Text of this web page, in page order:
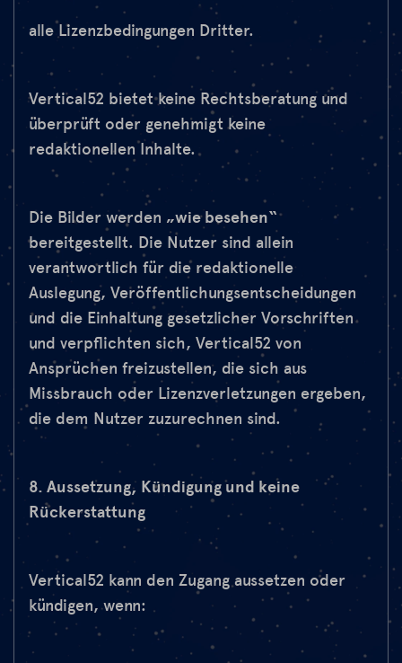
alle Lizenzbedingungen Dritter.
Vertical52 bietet keine Rechtsberatung und
überprüft oder genehmigt keine
redaktionellen Inhalte.
Die Bilder werden „wie besehen“
bereitgestellt. Die Nutzer sind allein
verantwortlich für die redaktionelle
Auslegung, Veröffentlichungsentscheidungen
und die Einhaltung gesetzlicher Vorschriften
und verpflichten sich, Vertical52 von
Ansprüchen freizustellen, die sich aus
Missbrauch oder Lizenzverletzungen ergeben,
die dem Nutzer zuzurechnen sind.
8. Aussetzung, Kündigung und keine
Rückerstattung
Vertical52 kann den Zugang aussetzen oder
kündigen, wenn: